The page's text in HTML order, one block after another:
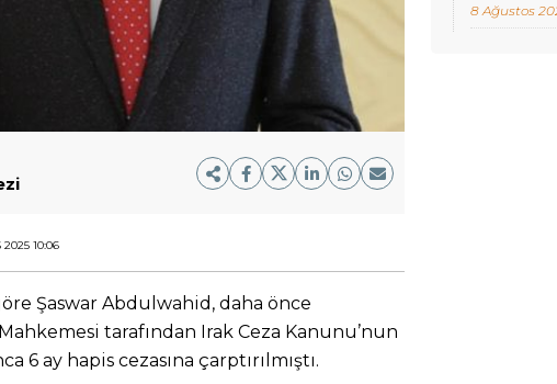
2025 10:06
Şaswar Abdulwahid, daha önce
tarafından Irak Ceza Kanunu’nun
6 ay hapis cezasına çarptırılmıştı.
8 Ağustos